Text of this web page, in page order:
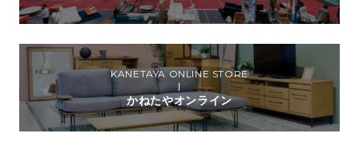
KANETAYA ONLINE STORE
かねたやオンライン